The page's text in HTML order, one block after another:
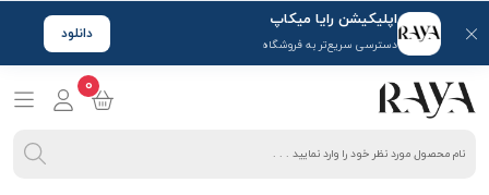
اپلیکیشن رایا میکاپ
دسترسی سریع‌تر به فروشگاه
دانلود
0